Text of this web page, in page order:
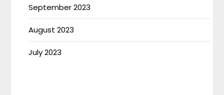
September 2023
August 2023
July 2023